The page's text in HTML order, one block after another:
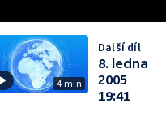
4 min
Další díl
8. ledna
2005
19:41